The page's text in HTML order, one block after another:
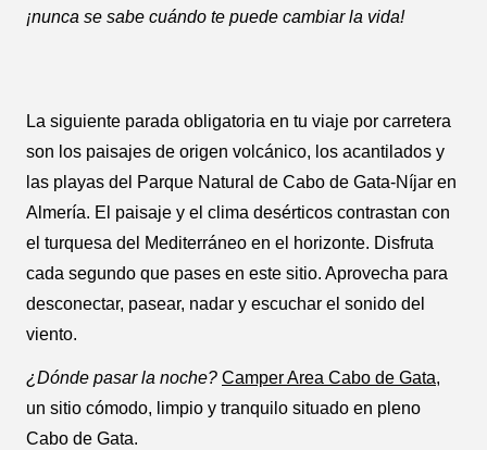
¡nunca se sabe cuándo te puede cambiar la vida!
La siguiente parada obligatoria en tu viaje por carretera
son los paisajes de origen volcánico, los acantilados y
las playas del Parque Natural de Cabo de Gata-Níjar en
Almería. El paisaje y el clima desérticos contrastan con
el turquesa del Mediterráneo en el horizonte. Disfruta
cada segundo que pases en este sitio. Aprovecha para
desconectar, pasear, nadar y escuchar el sonido del
viento.
¿Dónde pasar la noche? Camper Area Cabo de Gata,
un sitio cómodo, limpio y tranquilo situado en pleno
Cabo de Gata.